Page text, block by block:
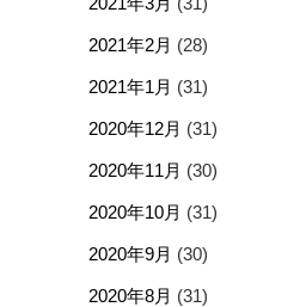
2021年2月 (28)
2021年1月 (31)
2020年12月 (31)
2020年11月 (30)
2020年10月 (31)
2020年9月 (30)
2020年8月 (31)